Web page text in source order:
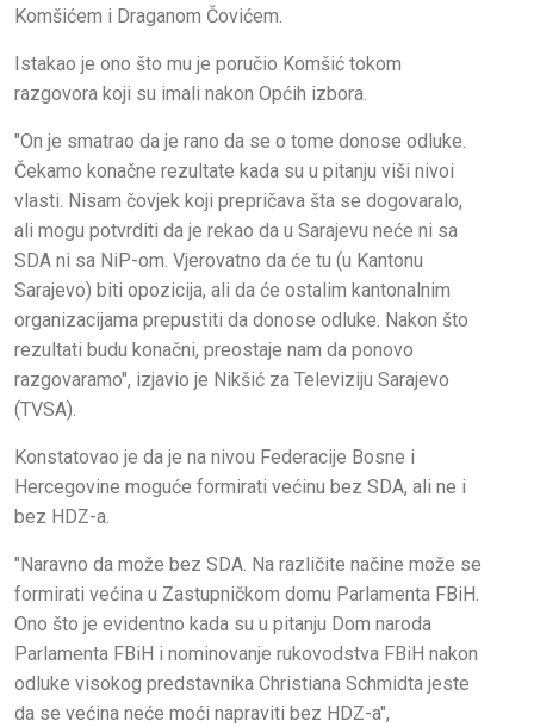
Komšićem i Draganom Čovićem.
Istakao je ono što mu je poručio Komšić tokom
razgovora koji su imali nakon Općih izbora.
"On je smatrao da je rano da se o tome donose odluke.
Čekamo konačne rezultate kada su u pitanju viši nivoi
vlasti. Nisam čovjek koji prepričava šta se dogovaralo,
ali mogu potvrditi da je rekao da u Sarajevu neće ni sa
SDA ni sa NiP-om. Vjerovatno da će tu (u Kantonu
Sarajevo) biti opozicija, ali da će ostalim kantonalnim
organizacijama prepustiti da donose odluke. Nakon što
rezultati budu konačni, preostaje nam da ponovo
razgovaramo", izjavio je Nikšić za Televiziju Sarajevo
(TVSA).
Konstatovao je da je na nivou Federacije Bosne i
Hercegovine moguće formirati većinu bez SDA, ali ne i
bez HDZ-a.
"Naravno da može bez SDA. Na različite načine može se
formirati većina u Zastupničkom domu Parlamenta FBiH.
Ono što je evidentno kada su u pitanju Dom naroda
Parlamenta FBiH i nominovanje rukovodstva FBiH nakon
odluke visokog predstavnika Christiana Schmidta jeste
da se većina neće moći napraviti bez HDZ-a",